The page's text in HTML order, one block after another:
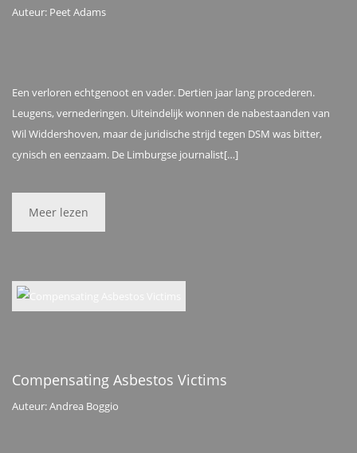
Auteur: Peet Adams
Een verloren echtgenoot en vader. Dertien jaar lang procederen.
Leugens, vernederingen. Uiteindelijk wonnen de nabestaanden van
Wil Widdershoven, maar de juridische strijd tegen DSM was bitter,
cynisch en eenzaam. De Limburgse journalist[…]
Meer lezen
Compensating Asbestos Victims
Auteur: Andrea Boggio